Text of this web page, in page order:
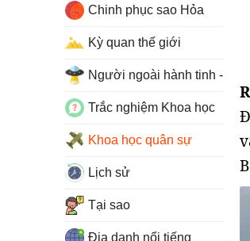
Chinh phục sao Hỏa
Kỳ quan thế giới
Người ngoài hành tinh - UFO
Trắc nghiệm Khoa học
Khoa học quân sự
Lịch sử
Tại sao
Địa danh nổi tiếng